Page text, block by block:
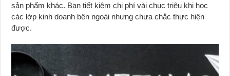
sản phẩm khác. Bạn tiết kiệm chi phí vài chục triệu khi học
các lớp kinh doanh bên ngoài nhưng chưa chắc thực hiện
được.